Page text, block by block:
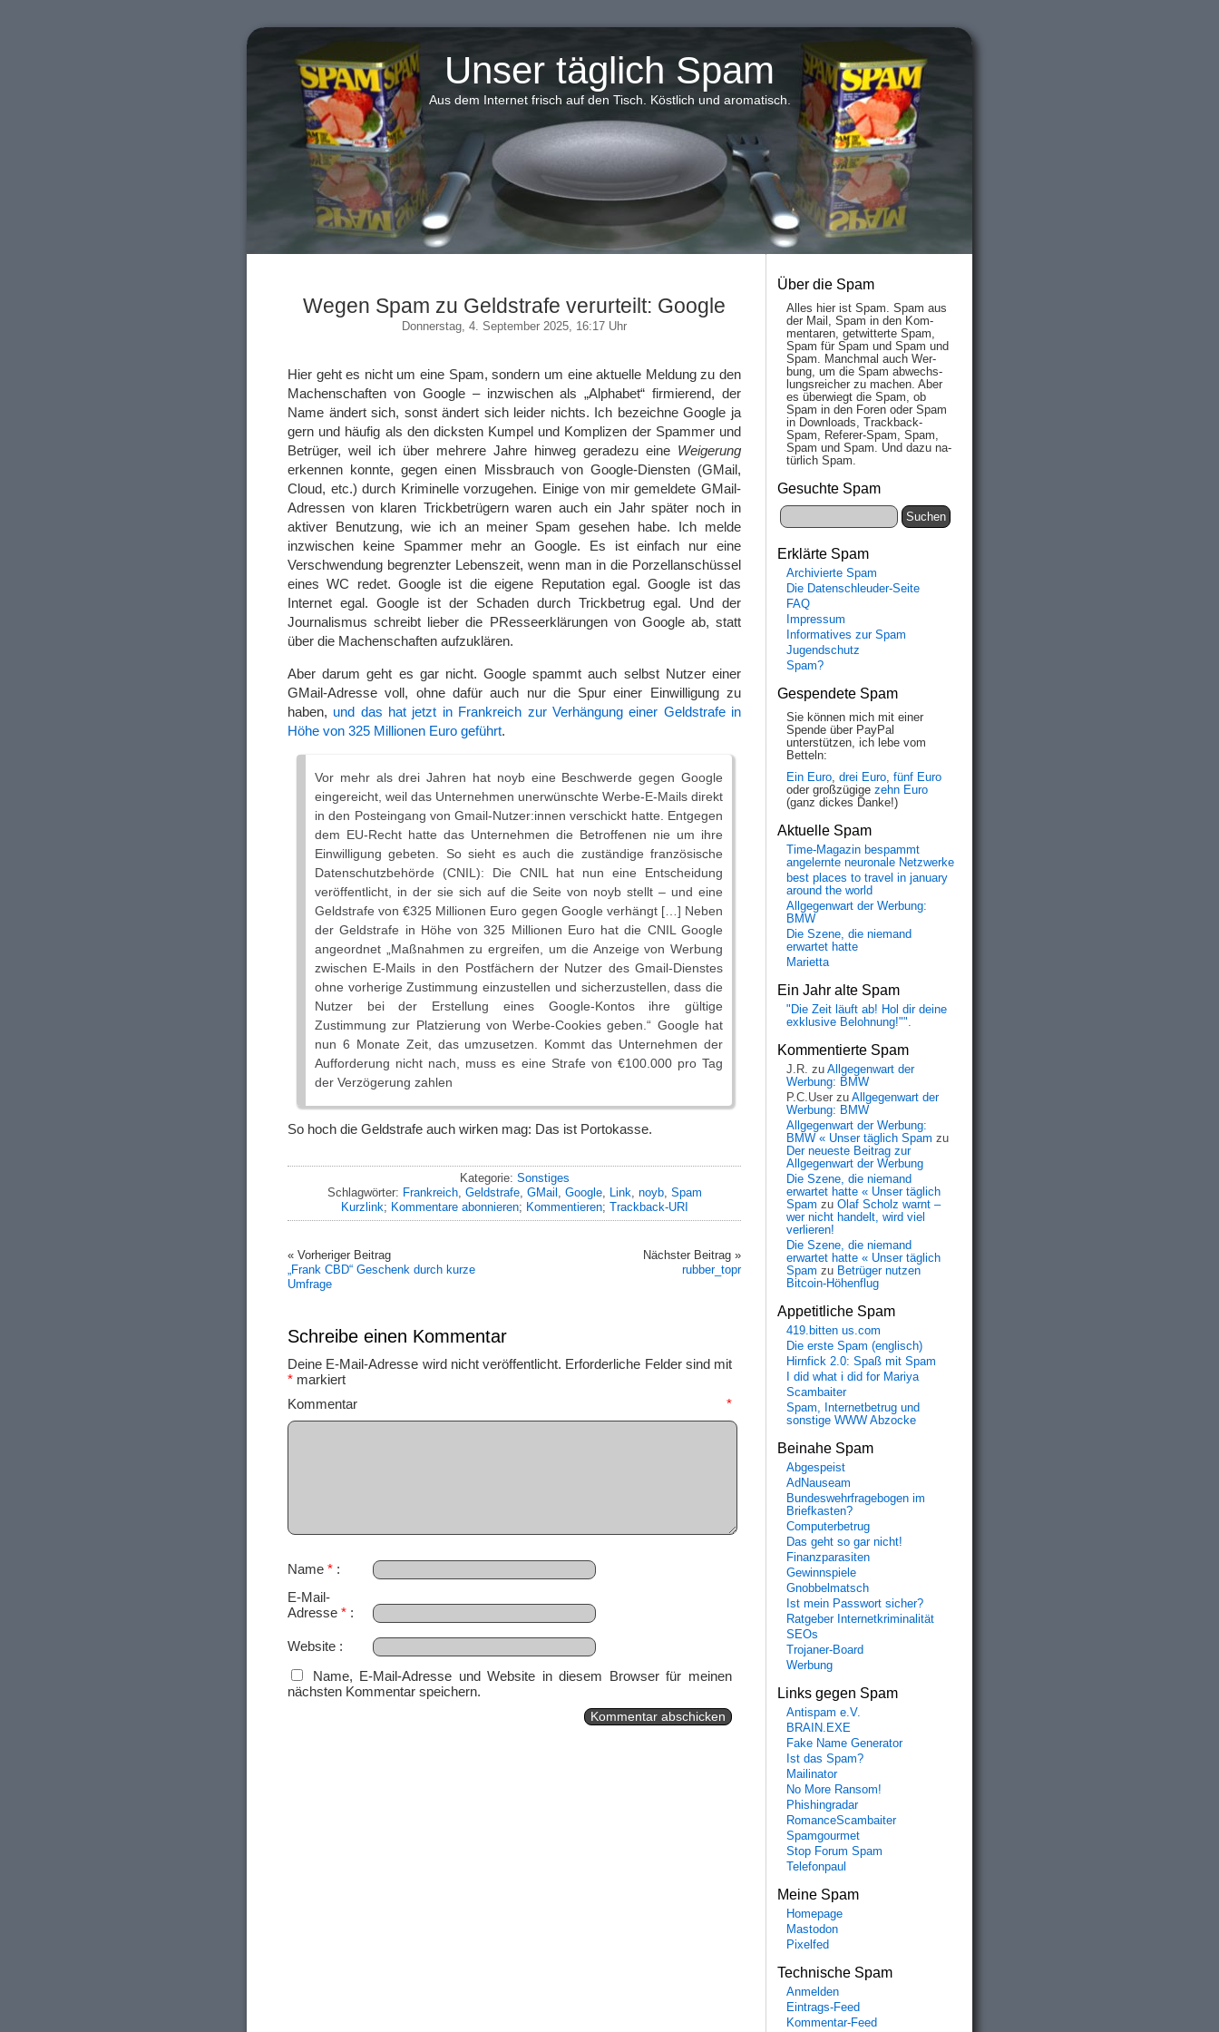
Unser täglich Spam
Aus dem Internet frisch auf den Tisch. Köstlich und aromatisch.
Wegen Spam zu Geldstrafe verurteilt: Google
Donnerstag, 4. September 2025, 16:17 Uhr
Hier geht es nicht um eine Spam, sondern um eine aktuelle Meldung zu den
Machenschaften von Google – inzwischen als „Alphabet“ firmierend, der
Name ändert sich, sonst ändert sich leider nichts. Ich bezeichne Google ja
gern und häufig als den dicksten Kumpel und Komplizen der Spammer und
Betrüger, weil ich über mehrere Jahre hinweg geradezu eine Weigerung
erkennen konnte, gegen einen Missbrauch von Google-Diensten (GMail,
Cloud, etc.) durch Kriminelle vorzugehen. Einige von mir gemeldete GMail-
Adressen von klaren Trickbetrügern waren auch ein Jahr später noch in
aktiver Benutzung, wie ich an meiner Spam gesehen habe. Ich melde
inzwischen keine Spammer mehr an Google. Es ist einfach nur eine
Verschwendung begrenzter Lebenszeit, wenn man in die Porzellanschüssel
eines WC redet. Google ist die eigene Reputation egal. Google ist das
Internet egal. Google ist der Schaden durch Trickbetrug egal. Und der
Journalismus schreibt lieber die PResseerklärungen von Google ab, statt
über die Machenschaften aufzuklären.
Aber darum geht es gar nicht. Google spammt auch selbst Nutzer einer
GMail-Adresse voll, ohne dafür auch nur die Spur einer Einwilligung zu
haben, und das hat jetzt in Frankreich zur Verhängung einer Geldstrafe in
Höhe von 325 Millionen Euro geführt.
Vor mehr als drei Jahren hat noyb eine Beschwerde gegen Google
eingereicht, weil das Unternehmen unerwünschte Werbe-E-Mails direkt
in den Posteingang von Gmail-Nutzer:innen verschickt hatte. Entgegen
dem EU-Recht hatte das Unternehmen die Betroffenen nie um ihre
Einwilligung gebeten. So sieht es auch die zuständige französische
Datenschutzbehörde (CNIL): Die CNIL hat nun eine Entscheidung
veröffentlicht, in der sie sich auf die Seite von noyb stellt – und eine
Geldstrafe von €325 Millionen Euro gegen Google verhängt […] Neben
der Geldstrafe in Höhe von 325 Millionen Euro hat die CNIL Google
angeordnet „Maßnahmen zu ergreifen, um die Anzeige von Werbung
zwischen E-Mails in den Postfächern der Nutzer des Gmail-Dienstes
ohne vorherige Zustimmung einzustellen und sicherzustellen, dass die
Nutzer bei der Erstellung eines Google-Kontos ihre gültige
Zustimmung zur Platzierung von Werbe-Cookies geben.“ Google hat
nun 6 Monate Zeit, das umzusetzen. Kommt das Unternehmen der
Aufforderung nicht nach, muss es eine Strafe von €100.000 pro Tag
der Verzögerung zahlen
So hoch die Geldstrafe auch wirken mag: Das ist Portokasse.
Kategorie: Sonstiges
Schlagwörter: Frankreich, Geldstrafe, GMail , Google, Link, noyb, Spam
Kurzlink; Kommentare abonnieren; Kommentieren; Trackback-URI
« Vorheriger Beitrag
„Frank CBD“ Geschenk durch kurze
Umfrage
Nächster Beitrag »
rubber_topr
Schreibe einen Kommentar
Deine E-Mail-Adresse wird nicht veröffentlicht. Erforderliche Felder sind mit
* markiert
Kommentar *
Name *
E-Mail-
Adresse *
Website
Name, E-Mail-Adresse und Website in diesem Browser für meinen
nächsten Kommentar speichern.
Über die Spam
Alles hier ist Spam. Spam aus
der Mail, Spam in den Kom­
men­taren, ge­twit­ter­te Spam,
Spam für Spam und Spam und
Spam. Manch­mal auch Wer­
bung, um die Spam ab­wechs­
lungs­reich­er zu mach­en. Aber
es über­wiegt die Spam, ob
Spam in den Fo­ren oder Spam
in Down­loads, Track­back-
Spam, Re­fe­rer-Spam, Spam,
Spam und Spam. Und da­zu na­
tür­lich Spam.
Gesuchte Spam
Erklärte Spam
Archivierte Spam
Die Datenschleuder-Seite
FAQ
Impressum
Informatives zur Spam
Jugendschutz
Spam?
Gespendete Spam
Sie können mich mit einer
Spende über PayPal
unterstützen, ich lebe vom
Betteln:
Ein Euro, drei Euro, fünf Euro
oder großzügige zehn Euro
(ganz dickes Danke!)
Aktuelle Spam
Time-Magazin bespammt
angelernte neuronale Netzwerke
best places to travel in january
around the world
Allgegenwart der Werbung:
BMW
Die Szene, die niemand
erwartet hatte
Marietta
Ein Jahr alte Spam
"Die Zeit läuft ab! Hol dir deine
exklusive Belohnung!"".
Kommentierte Spam
J.R. zu Allgegenwart der
Werbung: BMW
P.C.User zu Allgegenwart der
Werbung: BMW
Allgegenwart der Werbung:
BMW « Unser täglich Spam zu
Der neueste Beitrag zur
Allgegenwart der Werbung
Die Szene, die niemand
erwartet hatte « Unser täglich
Spam zu Olaf Scholz warnt –
wer nicht handelt, wird viel
verlieren!
Die Szene, die niemand
erwartet hatte « Unser täglich
Spam zu Betrüger nutzen
Bitcoin-Höhenflug
Appetitliche Spam
419.bitten us.com
Die erste Spam (englisch)
Hirnfick 2.0: Spaß mit Spam
I did what i did for Mariya
Scambaiter
Spam, Internetbetrug und
sonstige WWW Abzocke
Beinahe Spam
Abgespeist
AdNauseam
Bundeswehrfragebogen im
Briefkasten?
Computerbetrug
Das geht so gar nicht!
Finanzparasiten
Gewinnspiele
Gnobbelmatsch
Ist mein Passwort sicher?
Ratgeber Internetkriminalität
SEOs
Trojaner-Board
Werbung
Links gegen Spam
Antispam e.V.
BRAIN.EXE
Fake Name Generator
Ist das Spam?
Mailinator
No More Ransom!
Phishingradar
RomanceScambaiter
Spamgourmet
Stop Forum Spam
Telefonpaul
Meine Spam
Homepage
Mastodon
Pixelfed
Technische Spam
Anmelden
Eintrags-Feed
Kommentar-Feed